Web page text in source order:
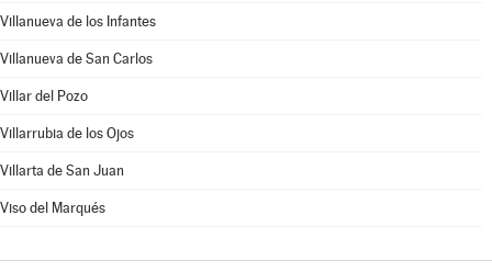
Villanueva de los Infantes
Villanueva de San Carlos
Villar del Pozo
Villarrubia de los Ojos
Villarta de San Juan
Viso del Marqués